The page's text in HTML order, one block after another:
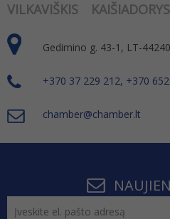
VILKAVIŠKIS
KAIŠIADORYS
Gedimino g. 43-1, LT-
+370 37 229 212, +370
chamber@chamber.lt